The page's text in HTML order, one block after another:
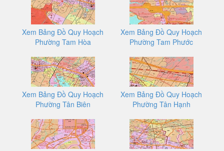
Xem Bảng Đồ Quy Hoạch
Phường Tam Hòa
Xem Bảng Đồ Quy Hoạch
Phường Tam Phước
Xem Bảng Đồ Quy Hoạch
Phường Tân Biên
Xem Bảng Đồ Quy Hoạch
Phường Tân Hạnh